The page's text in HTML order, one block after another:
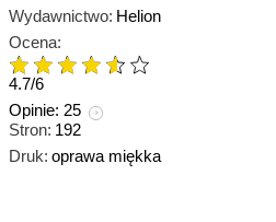
Wydawnictwo: Helion
Ocena:
4.7/6
Opinie: 25
Stron: 192
Druk: oprawa miękka